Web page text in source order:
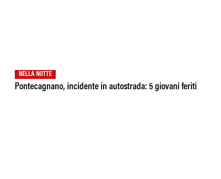
NELLA NOTTE
Pontecagnano, incidente in autostrada: 5 giovani feriti